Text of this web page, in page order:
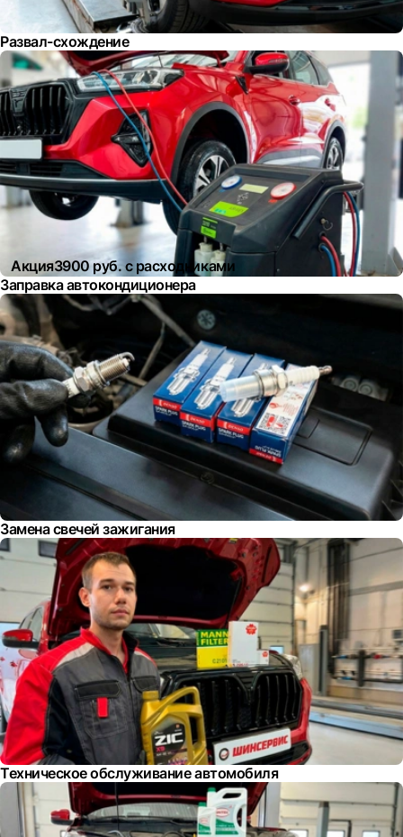
Развал-схождение
Акция3900 руб. с расходниками
Заправка автокондиционера
Замена свечей зажигания
Техническое обслуживание автомобиля